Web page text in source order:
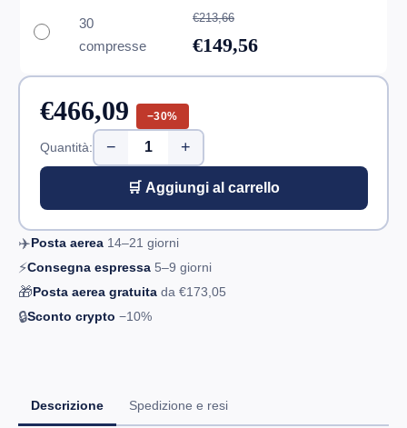
30
compresse
€213,66
€149,56
€466,09 −30%
Quantità: − +
🛒 Aggiungi al carrello
✈️Posta aerea 14–21 giorni
⚡Consegna espressa 5–9 giorni
🎁Posta aerea gratuita da €173,05
🔒Sconto crypto −10%
Descrizione Spedizione e resi